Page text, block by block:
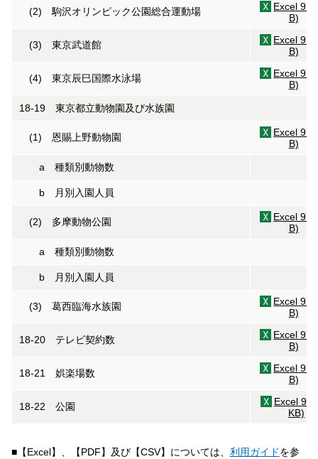
(2) 駒沢オリンピック公園総合運動場
Excel
B)
(3) 東京武道館
Excel
B)
(4) 東京辰巳国際水泳場
Excel
B)
18-19 東京都立動物園及び水族園
(1) 恩賜上野動物園
Excel
B)
a 種類別動物数
b 月別入園人員
(2) 多摩動物公園
Excel
B)
a 種類別動物数
b 月別入園人員
(3) 葛西臨海水族園
Excel
B)
18-20 テレビ契約数
Excel
B)
18-21 娯楽場数
Excel
B)
18-22 公園
Excel
KB)
■【Excel】、【PDF】及び【CSV】については、 利用ガイドを参